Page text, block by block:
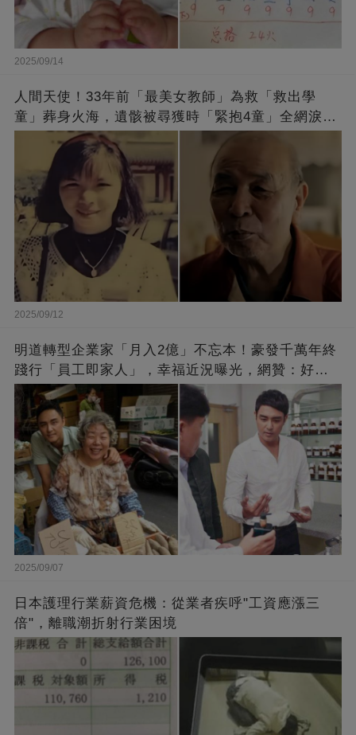
2025/09/14
人間天使！33年前「最美女教師」為救「救出學
童」葬身火海，遺骸被尋獲時「緊抱4童」全網淚
崩：真正的英雄不該被遺忘
2025/09/12
明道轉型企業家「月入2億」不忘本！豪發千萬年終
踐行「員工即家人」，幸福近況曝光，網贊：好老
闆的福報
2025/09/07
日本護理行業薪資危機：從業者疾呼"工資應漲三
倍"，離職潮折射行業困境